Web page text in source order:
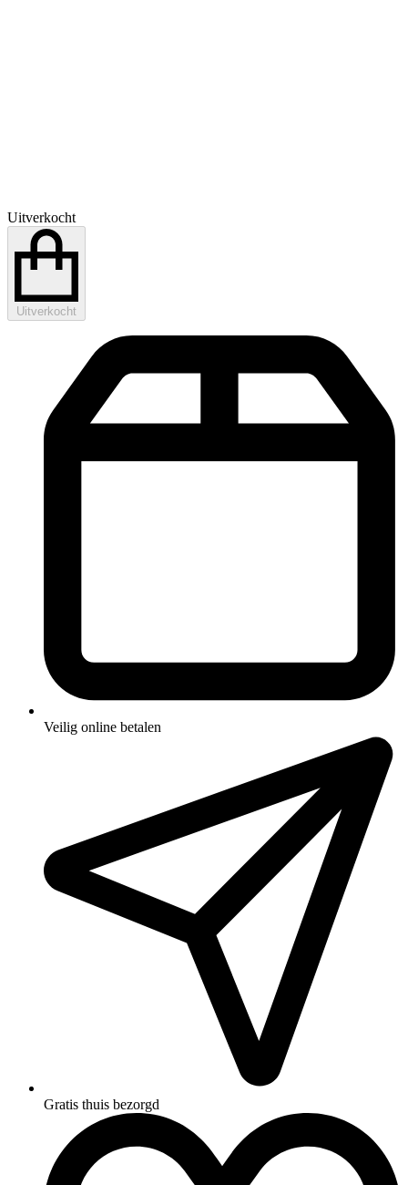
Uitverkocht
Uitverkocht
Veilig online betalen
Gratis thuis bezorgd